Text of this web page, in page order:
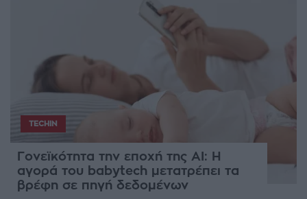
TECHIN
Γονεϊκότητα την εποχή της AI: Η
αγορά του babytech μετατρέπει τα
βρέφη σε πηγή δεδομένων